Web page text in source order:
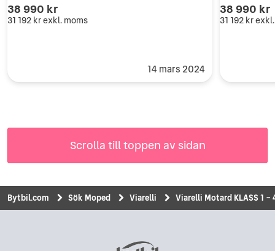
38 990 kr
31 192 krexkl. moms
14 mars 2024
38 990 kr
31 192 kr
Scrolla till toppen av sidan
Bytbil.com Sök Moped Viarelli Viarelli Motard KLASS 1